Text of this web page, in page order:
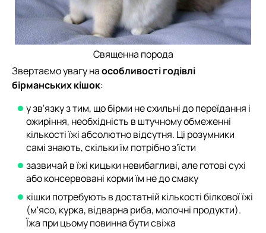
Священна порода
Звертаємо увагу наособливості годівлі
бірманських кішок:
у зв'язку з тим, що бірми не схильні до переїдання і
ожиріння, необхідність в штучному обмеженні
кількості їжі абсолютно відсутня. Ці розумники
самі знають, скільки їм потрібно з'їсти
зазвичай в їжі кицьки невибагливі, але готові сухі
або консервовані корми їм не до смаку
кішки потребують в достатній кількості білкової їжі
(м'ясо, курка, відварна риба, молочні продукти).
Їжа при цьому повинна бути свіжа